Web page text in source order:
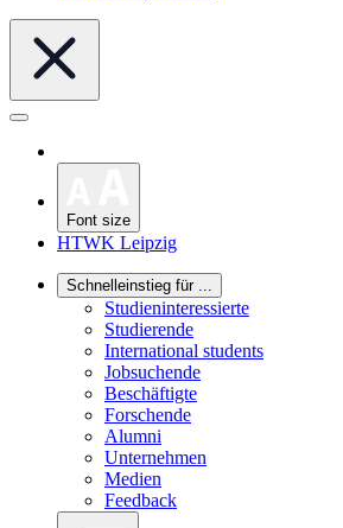
Font size
HTWK Leipzig
Schnelleinstieg für ...
Studieninteressierte
Studierende
International students
Jobsuchende
Beschäftigte
Forschende
Alumni
Unternehmen
Medien
Feedback